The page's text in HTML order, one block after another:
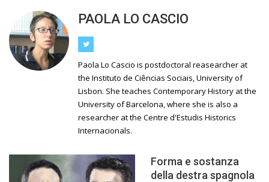
PAOLA LO CASCIO
Paola Lo Cascio is postdoctoral reasearcher at
the Instituto de Ciências Sociais, University of
Lisbon. She teaches Contemporary History at the
University of Barcelona, where she is also a
researcher at the Centre d'Estudis Historics
Internacionals.
Forma e sostanza
della destra spagnola